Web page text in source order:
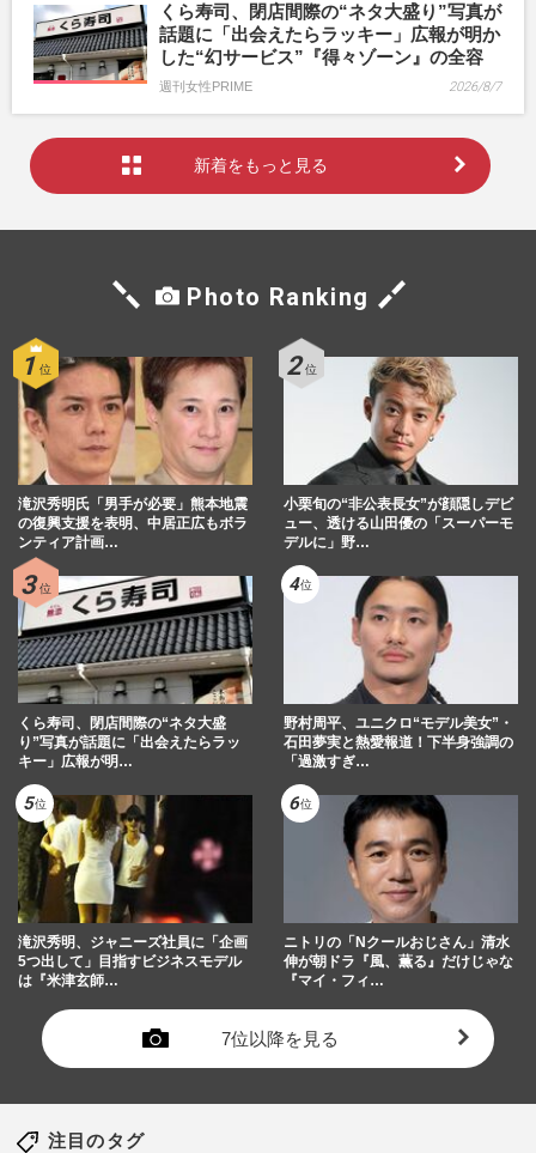
くら寿司、閉店間際の“ネタ大盛り”写真が
話題に「出会えたらラッキー」広報が明か
した“幻サービス”『得々ゾーン』の全容
週刊女性PRIME 2026/8/7
新着をもっと見る
Photo Ranking
滝沢秀明氏「男手が必要」熊本地震
の復興支援を表明、中居正広もボラ
ンティア計画…
小栗旬の“非公表長女”が顔隠しデビ
ュー、透ける山田優の「スーパーモ
デルに」野…
くら寿司、閉店間際の“ネタ大盛
り”写真が話題に「出会えたらラッ
キー」広報が明…
野村周平、ユニクロ“モデル美女”・
石田夢実と熱愛報道！下半身強調の
「過激すぎ…
滝沢秀明、ジャニーズ社員に「企画
5つ出して」目指すビジネスモデル
は『米津玄師…
ニトリの「Nクールおじさん」清水
伸が朝ドラ『風、薫る』だけじゃな
『マイ・フィ…
7位以降を見る
注目のタグ